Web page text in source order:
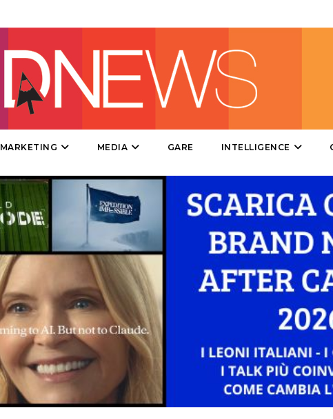
DESIGN
EVENTI
MOBILE
PRODOTTI
PUNTI VENDITA
STRATEGIE
CINEMA
DIGITALE
MARKETING MEDIA GARE INTELLIGENCE